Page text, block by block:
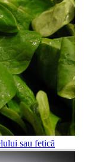
sau fetică